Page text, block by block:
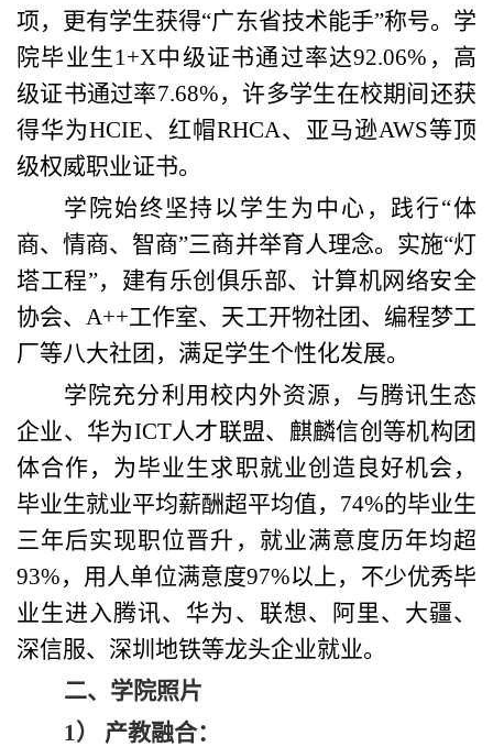
项，更有学生获得“广东省技术能手”称号。学
院毕业生1+X中级证书通过率达92.06%，高
级证书通过率7.68%，许多学生在校期间还获
得华为HCIE、红帽RHCA、亚马逊AWS等顶
级权威职业证书。
学院始终坚持以学生为中心，践行“体
商、情商、智商”三商并举育人理念。实施“灯
塔工程”，建有乐创俱乐部、计算机网络安全
协会、A++工作室、天工开物社团、编程梦工
厂等八大社团，满足学生个性化发展。
学院充分利用校内外资源，与腾讯生态
企业、华为ICT人才联盟、麒麟信创等机构团
体合作，为毕业生求职就业创造良好机会，
毕业生就业平均薪酬超平均值，74%的毕业生
三年后实现职位晋升，就业满意度历年均超
93%，用人单位满意度97%以上，不少优秀毕
业生进入腾讯、华为、联想、阿里、大疆、
深信服、深圳地铁等龙头企业就业。
二、 学院照片
1） 产教融合：